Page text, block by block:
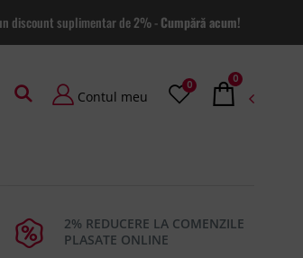
discount suplimentar de 2% -Cumpără acum!
Contul meu
0 0
2% REDUCERE LA COMENZILE
PLASATE ONLINE